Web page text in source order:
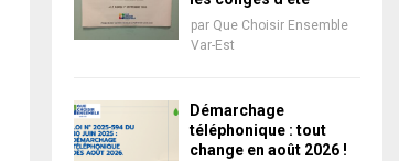
par Que Choisir Ensemble
Var-Est
Démarchage
téléphonique : tout
change en août 2026 !